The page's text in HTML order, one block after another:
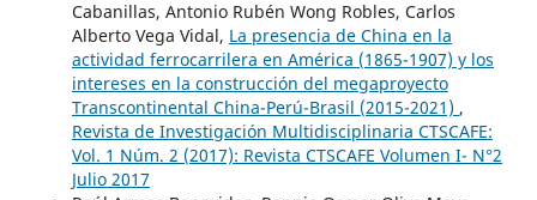
Cabanillas, Antonio Rubén Wong Robles, Carlos
Alberto Vega Vidal, La presencia de China en la
actividad ferrocarrilera en América (1865-1907) y los
intereses en la construcción del megaproyecto
Transcontinental China-Perú-Brasil (2015-2021) ,
Revista de Investigación Multidisciplinaria CTSCAFE:
Vol. 1 Núm. 2 (2017): Revista CTSCAFE Volumen I- N°2
Julio 2017